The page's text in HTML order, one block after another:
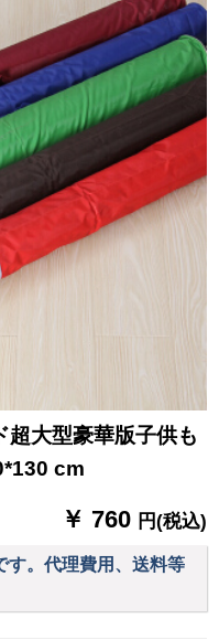
超大型豪華版子供も
cm
￥ 760 円(税込)
す。代理費用、送料等